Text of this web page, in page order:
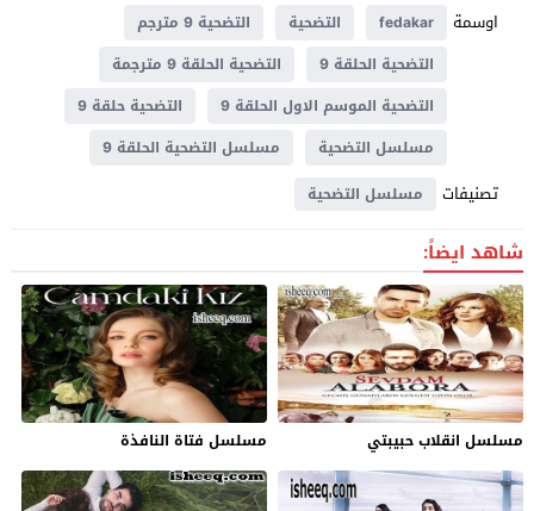
اوسمة
fedakar التضحية
التضحية 9 مترجم
التضحية الحلقة 9
التضحية الحلقة 9 مترجمة
التضحية الموسم الاول الحلقة 9
التضحية حلقة 9
مسلسل التضحية
مسلسل التضحية الحلقة 9
تصنيفات مسلسل التضحية
شاهد ايضاً:
مسلسل انقلاب حبيبتي مسلسل فتاة النافذة